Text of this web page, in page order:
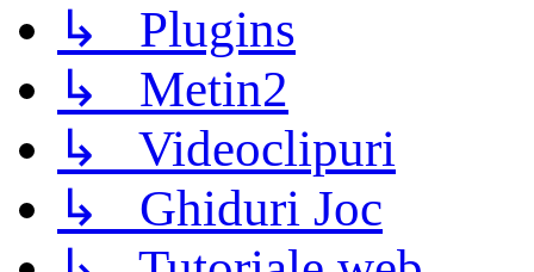
↳ Plugins
↳ Metin2
↳ Videoclipuri
↳ Ghiduri Joc